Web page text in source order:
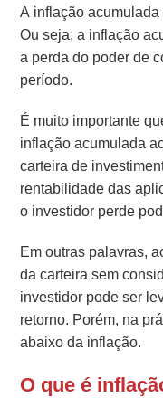
A inflação
Ou seja, a inflação
a perda do poder de
período.
É muito importante
inflação acumulada
carteira de
rentabilidade das
o investidor perde
Em outras palavras,
da carteira sem
investidor pode ser
retorno. Porém, na
abaixo da inflação.
O que é